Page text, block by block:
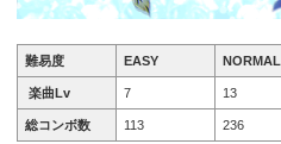
難易度 EASY NORMAL
楽曲Lv 7 13
総コンボ数 113 236